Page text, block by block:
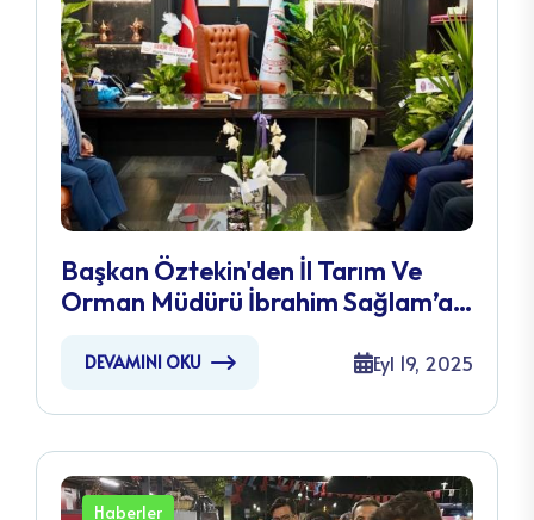
Başkan Öztekin'den İl Tarım Ve
Orman Müdürü İbrahim Sağlam’a
DEVAMINI OKU Eyl 19, 2025
Haberler